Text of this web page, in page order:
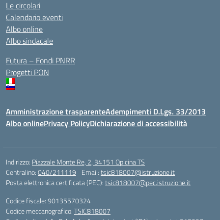
Le circolari
Calendario eventi
Albo online
Albo sindacale
Futura – Fondi PNRR
Progetti PON
Amministrazione trasparenteAdempimenti D.Lgs. 33/2013
Albo onlinePrivacy PolicyDichiarazione di accessibilità
Indirizzo: Piazzale Monte Re, 2, 34151 Opicina TS
Centralino:040/211119 Email:tsic818007@istruzione.it
Posta elettronica certificata (PEC):tsic818007@pec.istruzione.it
Codice fiscale: 90135570324
Codice meccanografico:TSIC818007